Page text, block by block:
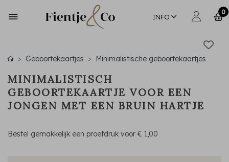
INFO
0
Geboortekaartjes Minimalistische geboortekaartjes
MINIMALISTISCH
GEBOORTEKAARTJE VOOR EEN
JONGEN MET EEN BRUIN HARTJE
Bestel gemakkelijk een proefdruk voor€ 1,00